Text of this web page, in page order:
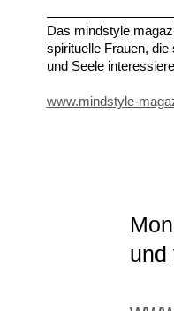
Das mindstyle
spirituelle Frauen,
und Seele
www.mindstyle-
und